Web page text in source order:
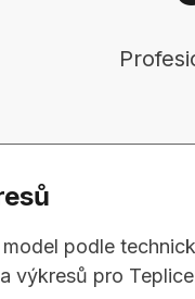
podle
výkresů pro